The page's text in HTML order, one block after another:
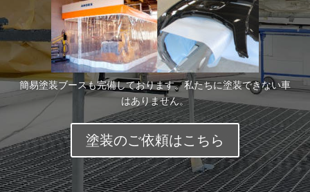
簡易塗装ブースも完備しております。私たちに塗装できない車
はありません。
塗装のご依頼はこちら